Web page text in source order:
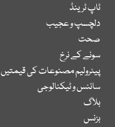
ٹاپ ٹرینڈ
دلچسپ و عجیب
صحت
سونے کے نرخ
پیٹرولیم مصنوعات کی قیمتیں
سائنس و ٹیکنالوجی
بلاگ
بزنس